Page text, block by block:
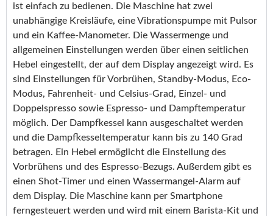
ist einfach zu bedienen. Die Maschine hat zwei
unabhängige Kreisläufe, eine Vibrationspumpe mit Pulsor
und ein Kaffee-Manometer. Die Wassermenge und
allgemeinen Einstellungen werden über einen seitlichen
Hebel eingestellt, der auf dem Display angezeigt wird. Es
sind Einstellungen für Vorbrühen, Standby-Modus, Eco-
Modus, Fahrenheit- und Celsius-Grad, Einzel- und
Doppelspresso sowie Espresso- und Dampftemperatur
möglich. Der Dampfkessel kann ausgeschaltet werden
und die Dampfkesseltemperatur kann bis zu 140 Grad
betragen. Ein Hebel ermöglicht die Einstellung des
Vorbrühens und des Espresso-Bezugs. Außerdem gibt es
einen Shot-Timer und einen Wassermangel-Alarm auf
dem Display. Die Maschine kann per Smartphone
ferngesteuert werden und wird mit einem Barista-Kit und